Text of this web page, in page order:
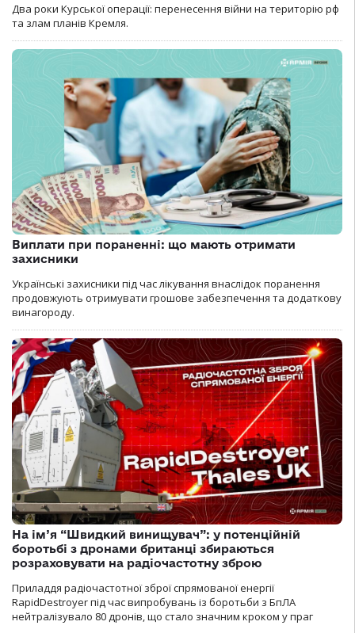
Два роки Курської операції: перенесення війни на територію рф
та злам планів Кремля.
Виплати при пораненні: що мають отримати
захисники
Українські захисники під час лікування внаслідок поранення
продовжують отримувати грошове забезпечення та додаткову
винагороду.
На ім’я “Швидкий винищувач”: у потенційній
боротьбі з дронами британці збираються
розраховувати на радіочастотну зброю
Приладдя радіочастотної зброї спрямованої енергії
RapidDestroyer під час випробувань із боротьби з БпЛА
нейтралізувало 80 дронів, що стало значним кроком у праг